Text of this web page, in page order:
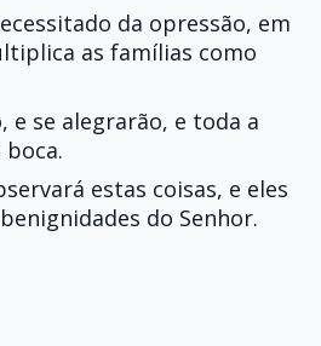
da opressão, em
as famílias como
e se alegrarão, e toda a
estas coisas, e eles
do Senhor.